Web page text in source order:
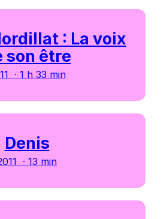
: La voix
son être
· 1 h 33 min
Denis
· 13 min